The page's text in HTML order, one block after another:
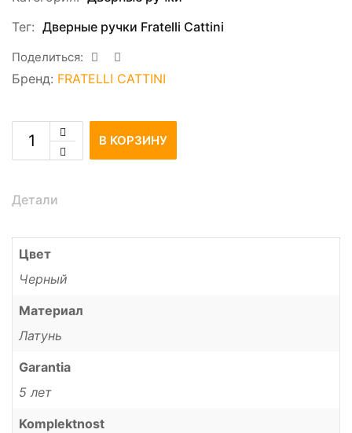
Тег: Дверные ручки Fratelli Cattini
Поделиться:
Бренд: FRATELLI CATTINI
В КОРЗИНУ
Детали
Цвет
Черный
Материал
Латунь
Garantia
5 лет
Komplektnost